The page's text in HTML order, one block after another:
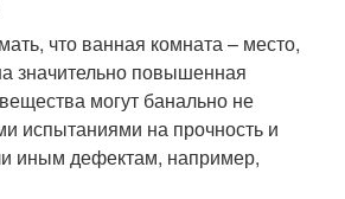
что ванная комната – место,
значительно повышенная
могут банально не
испытаниями на прочность и
иным дефектам, например,